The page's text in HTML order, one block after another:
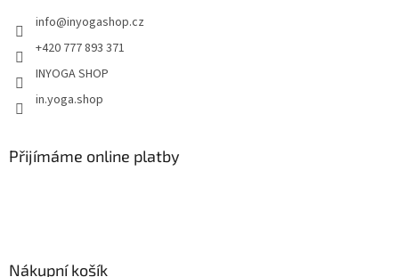
info@inyogashop.cz
+420 777 893 371
INYOGA SHOP
in.yoga.shop
Přijímáme online platby
Nákupní košík